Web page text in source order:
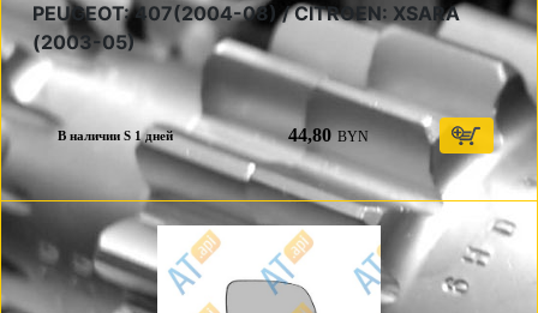
PEUGEOT: 407(2004-08) / CITROEN: XSARA
(2003-05)
В наличии S 1 дней 44,80 BYN